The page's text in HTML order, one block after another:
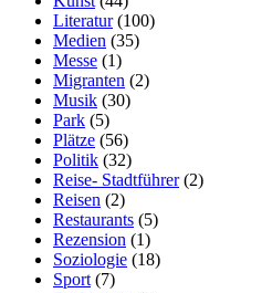
Literatur(100)
Medien (35)
Messe (1)
Migranten (2)
Musik (30)
Park (5)
Plätze (56)
Politik (32)
Reise- Stadtführer(2)
Reisen (2)
Restaurants (5)
Rezension (1)
Soziologie (18)
Sport (7)